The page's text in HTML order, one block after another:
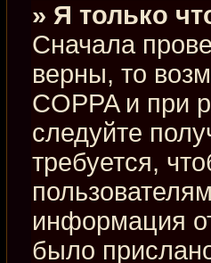
» Я только
Сначала
верны, то
COPPA и при
следуйте
требуется,
информация
было